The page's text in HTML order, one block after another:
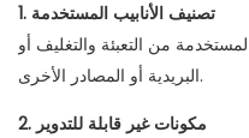
1. تصنيف الأنابيب المستخدمة
من التعبئة والتغليف أو
البريدية أو المصادر الأخرى.
2. مكونات غير قابلة للتدوير